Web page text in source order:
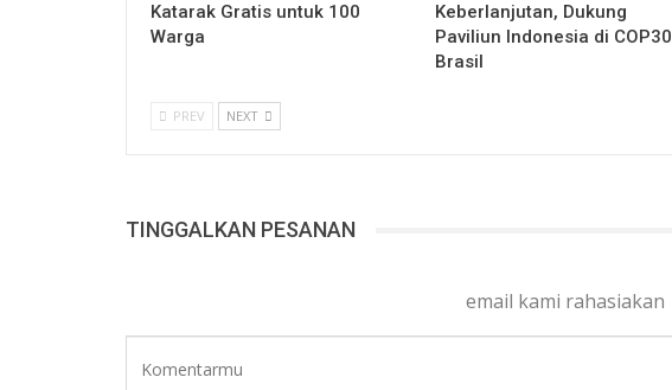
Katarak Gratis untuk 100
Warga
Keberlanjutan, Dukung
Paviliun Indonesia di COP30
Brasil
PREV NEXT
TINGGALKAN PESANAN
email kami rahasiakan